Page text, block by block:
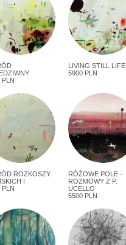
PLN
LIVING STILL LIFE
5900 PLN
ROZKOSZY
I
PLN
RÓŻOWE POLE -
ROZMOWY Z P.
UCELLO
5500 PLN